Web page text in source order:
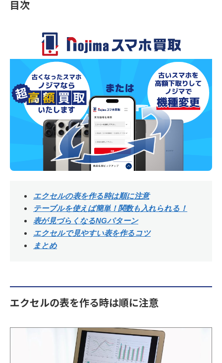
目次
エクセルの表を作る時は順に注意
テーブルを使えば簡単！関数も入れられる！
表が見づらくなるNGパターン
エクセルで見やすい表を作るコツ
まとめ
エクセルの表を作る時は順に注意